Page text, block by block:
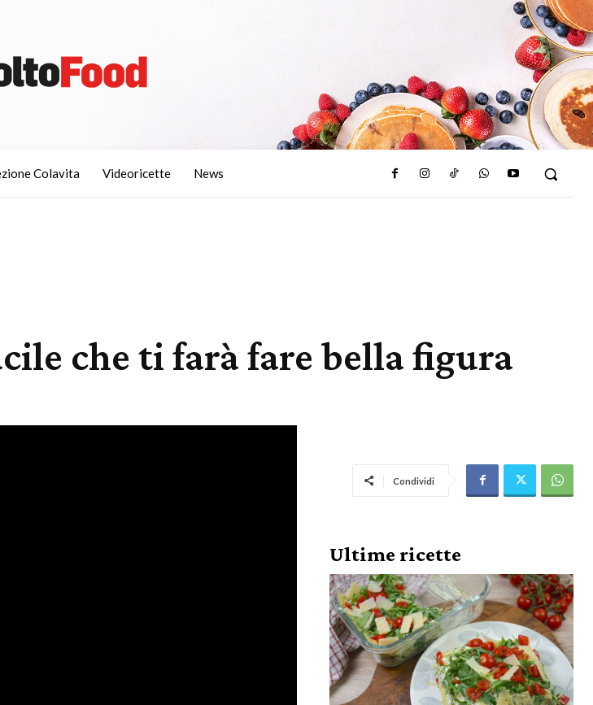
Colavita Videoricette News
che ti farà fare bella figura
Condividi
Ultime ricette